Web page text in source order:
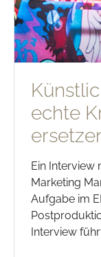
echte
Ein Interview
Marketing
Aufgabe im
Interview